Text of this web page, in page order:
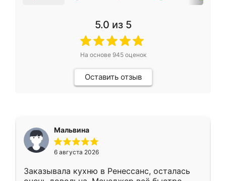
5.0 из 5
На основе 945оценок
Оставить отзыв
Мальвина
6 августа 2026
Заказывала кухню в Ренессанс, осталась